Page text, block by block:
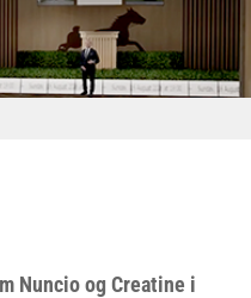
Nuncio og Creatine i